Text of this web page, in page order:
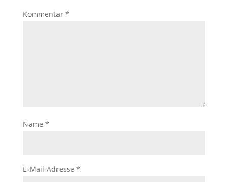
Kommentar *
Name *
E-Mail-Adresse *